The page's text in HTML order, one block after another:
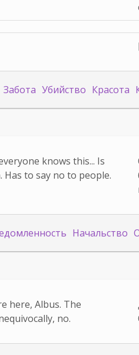
Забота Убийство Красота
knows this... Is
to say no to people.
Начальство
here, Albus. The
no.